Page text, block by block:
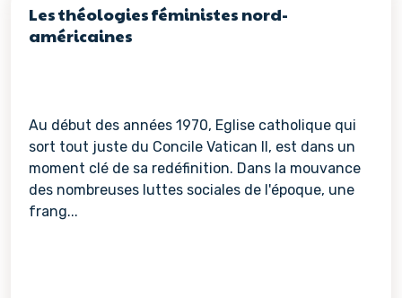
Les théologies féministes nord-
américaines
Au début des années 1970, Eglise catholique qui
sort tout juste du Concile Vatican II, est dans un
moment clé de sa redéfinition. Dans la mouvance
des nombreuses luttes sociales de l'époque, une
frang...